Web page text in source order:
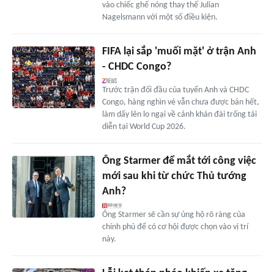
vào chiếc ghế nóng thay thế Julian
Nagelsmann với một số điều kiện.
FIFA lại sắp 'muối mặt' ở trận Anh
- CHDC Congo?
Trước trận đối đầu của tuyển Anh và CHDC
Congo, hàng nghìn vé vẫn chưa được bán hết,
làm dấy lên lo ngại về cảnh khán đài trống tái
diễn tại World Cup 2026.
Ông Starmer để mắt tới công việc
mới sau khi từ chức Thủ tướng
Anh?
Ông Starmer sẽ cần sự ủng hộ rõ ràng của
chính phủ để có cơ hội được chọn vào vị trí
này.